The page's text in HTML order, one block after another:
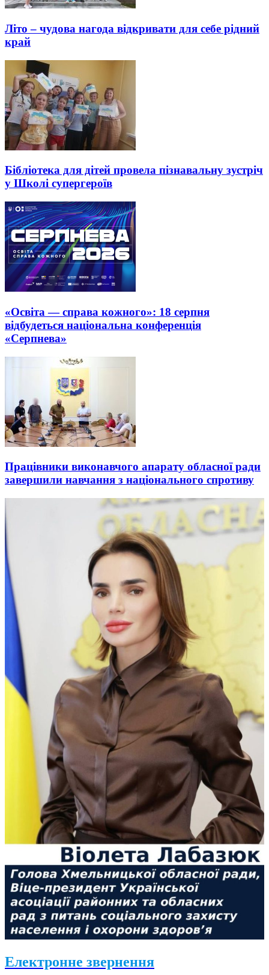
Літо – чудова нагода відкривати для себе рідний
край
Бібліотека для дітей провела пізнавальну зустріч
у Школі супергероїв
«Освіта — справа кожного»: 18 серпня
відбудеться національна конференція
«Серпнева»
Працівники виконавчого апарату обласної ради
завершили навчання з національного спротиву
Електронне звернення